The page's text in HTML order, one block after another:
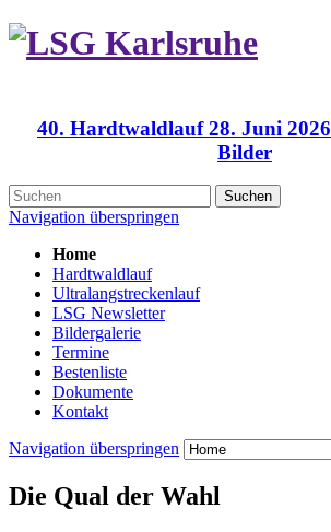
40. Hardtwaldlauf 28. Juni 2026
Bilder
Suchen
Navigation überspringen
Home
Hardtwaldlauf
Ultralangstreckenlauf
LSG Newsletter
Bildergalerie
Termine
Bestenliste
Dokumente
Kontakt
Navigation überspringen
Die Qual der Wahl